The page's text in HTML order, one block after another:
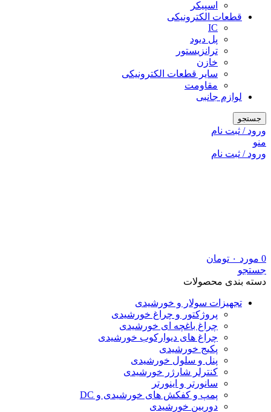
اسپیکر
قطعات الکترونیکی
IC
پل دیود
ترانزیستور
خازن
سایر قطعات الکترونیکی
مقاومت
لوازم جانبی
جستجو
ورود / ثبت نام
منو
ورود / ثبت نام
0 مورد ۰ تومان
جستجو
دسته بندی محصولات
تجهیزات سولار و خورشیدی
پروژکتور و چراغ خورشیدی
چراغ باغچه ای خورشیدی
چراغ های دیوارکوب خورشیدی
پکیج خورشیدی
پنل و سلول خورشیدی
کنترلر شارژر خورشیدی
سانورتر و اینورتر
پمپ و کفکش های خورشیدی و DC
دوربین خورشیدی